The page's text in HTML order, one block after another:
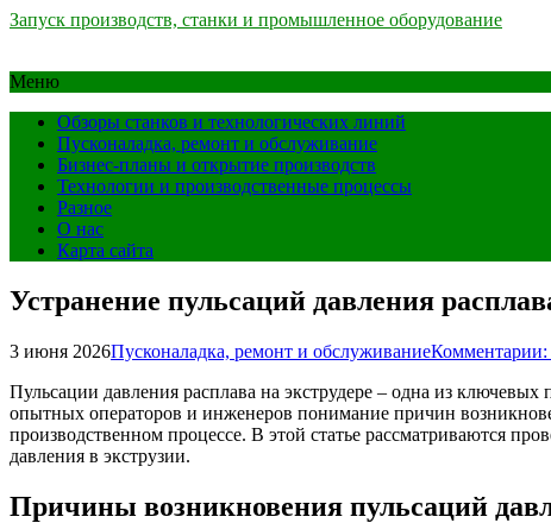
Запуск производств, станки и промышленное оборудование
Меню
Обзоры станков и технологических линий
Пусконаладка, ремонт и обслуживание
Бизнес-планы и открытие производств
Технологии и производственные процессы
Разное
О нас
Карта сайта
Устранение пульсаций давления
3 июня 2026Пусконаладка, ремонт и обслуживаниеКомментарии:
Пульсации давления расплава на экструдере – одна из
опытных операторов и инженеров понимание причин
производственном процессе. В этой статье рассматриваются
давления в экструзии.
Причины возникновения пульсаций